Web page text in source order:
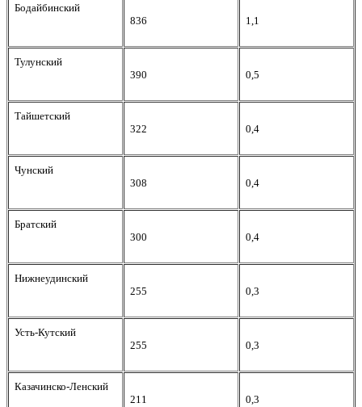
Бодайбинский
836
1,1
Тулунский
390
0,5
Тайшетский
322
0,4
Чунский
308
0,4
Братский
300
0,4
Нижнеудинский
255
0,3
Усть-Кутский
255
0,3
Казачинско-Ленский
211
0,3